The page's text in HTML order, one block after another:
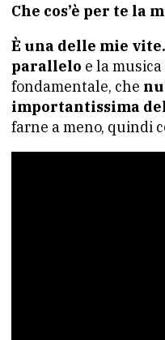
Che cos’è per te la
È una delle mie
parallelo e la
fondamentale, che
importantissima
farne a meno, quindi